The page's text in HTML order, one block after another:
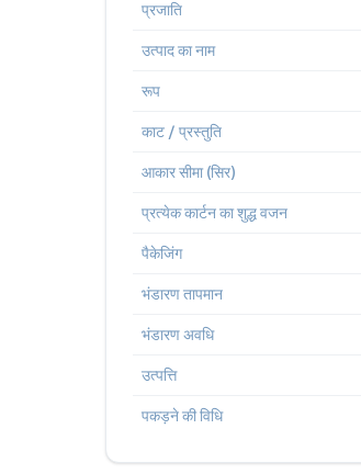
प्रजाति
उत्पाद का नाम
रूप
काट / प्रस्तुति
आकार सीमा (सिर)
प्रत्येक कार्टन का शुद्ध वजन
पैकेजिंग
भंडारण तापमान
भंडारण अवधि
उत्पत्ति
पकड़ने की विधि